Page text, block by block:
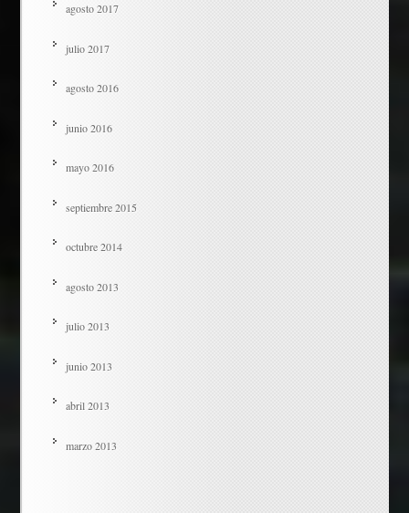
agosto 2017
julio 2017
agosto 2016
junio 2016
mayo 2016
septiembre 2015
octubre 2014
agosto 2013
julio 2013
junio 2013
abril 2013
marzo 2013